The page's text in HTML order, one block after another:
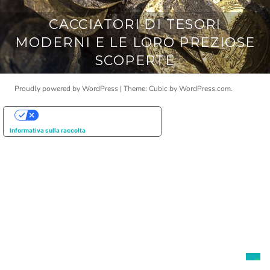
CACCIATORI DI TESORI
MODERNI E LE LORO PREZIOSE
SCOPERTE
Proudly powered by WordPress | Theme: Cubic byWordPress.com.
Informativa sulla raccolta